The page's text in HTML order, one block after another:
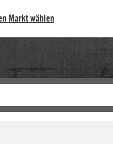
Markt wählen